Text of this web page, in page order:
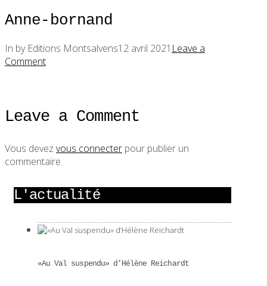
Anne-bornand
In by Editions Montsalvens12 avril 2021 Leave a
Comment
Leave a Comment
Vous devez vous connecter pour publier un
commentaire.
L'actualité
«Au Val suspendu» d’Hélène Reichardt